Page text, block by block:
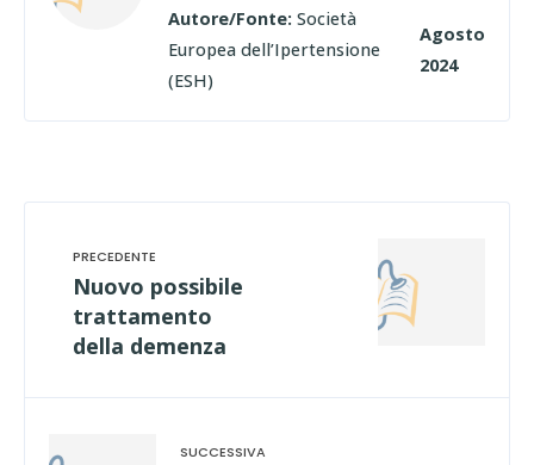
Autore/Fonte: Società
Europea dell’Ipertensione
(ESH)
Agosto
2024
Nuovo possibile
trattamento
della demenza